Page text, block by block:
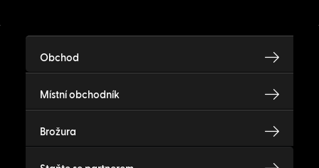
Obchod
Místní obchodník
Brožura